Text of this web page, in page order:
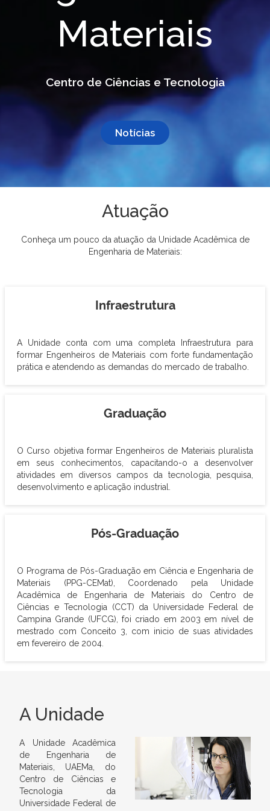
Materiais
Centro de Ciências e Tecnologia
Notícias
Atuação
Conheça um pouco da atuação da Unidade Acadêmica de
Engenharia de Materiais:
Infraestrutura
A Unidade conta com uma completa Infraestrutura para
formar Engenheiros de Materiais com forte fundamentação
prática e atendendo as demandas do mercado de trabalho.
Graduação
O Curso objetiva formar Engenheiros de Materiais pluralista
em seus conhecimentos, capacitando-o a desenvolver
atividades em diversos campos da tecnologia, pesquisa,
desenvolvimento e aplicação industrial.
Pós-Graduação
O Programa de Pós-Graduação em Ciência e Engenharia de
Materiais (PPG-CEMat), Coordenado pela Unidade
Acadêmica de Engenharia de Materiais do Centro de
Ciências e Tecnologia (CCT) da Universidade Federal de
Campina Grande (UFCG), foi criado em 2003 em nível de
mestrado com Conceito 3, com inicio de suas atividades
em fevereiro de 2004.
A Unidade
A Unidade Acadêmica
de Engenharia de
Materiais, UAEMa, do
Centro de Ciências e
Tecnologia da
Universidade Federal de